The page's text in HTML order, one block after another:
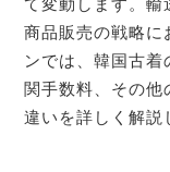
て変動します。輸
商品販売の戦略に
ンでは、韓国古
関手数料、その他
違いを詳しく解説